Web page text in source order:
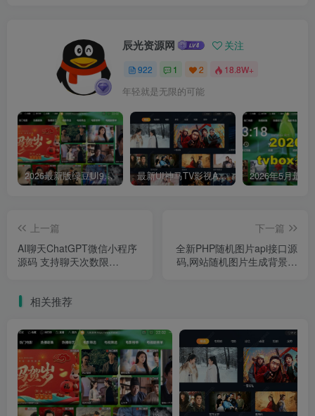
辰光资源网 关注
922 1 2 18.8W+
年轻就是无限的可能
2026最新版绿豆UI9双端影视APP源码 最新UI神马TV影视APP源码 乐檬影视苹果CMS后台 包含前后端源码
上一篇
AI聊天ChatGPT微信小程序
源码 支持聊天次数限
下一篇
全新PHP随机图片api接口源
码,网站随机图片生成背景源
相关推荐